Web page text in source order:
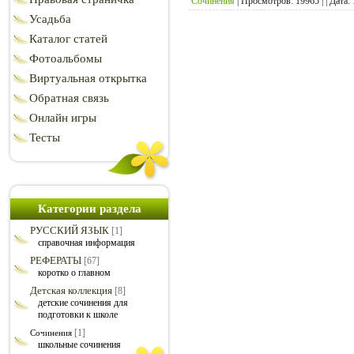
Усадьба
Каталог статей
Фотоальбомы
Виртуальная открытка
Обратная связь
Онлайн игры
Тесты
Категории раздела
РУССКИЙ ЯЗЫК [1]
справочная информация
РЕФЕРАТЫ [67]
коротко о главном
Детская коллекция [8]
детские сочинения для
подготовки к школе
Сочинения [1]
школьные сочинения